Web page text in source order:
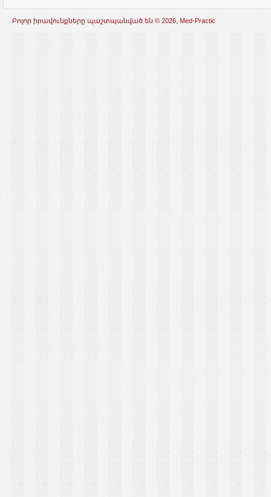
Բոլոր իրավունքները պաշտպանված են © 2026, Med-Practic